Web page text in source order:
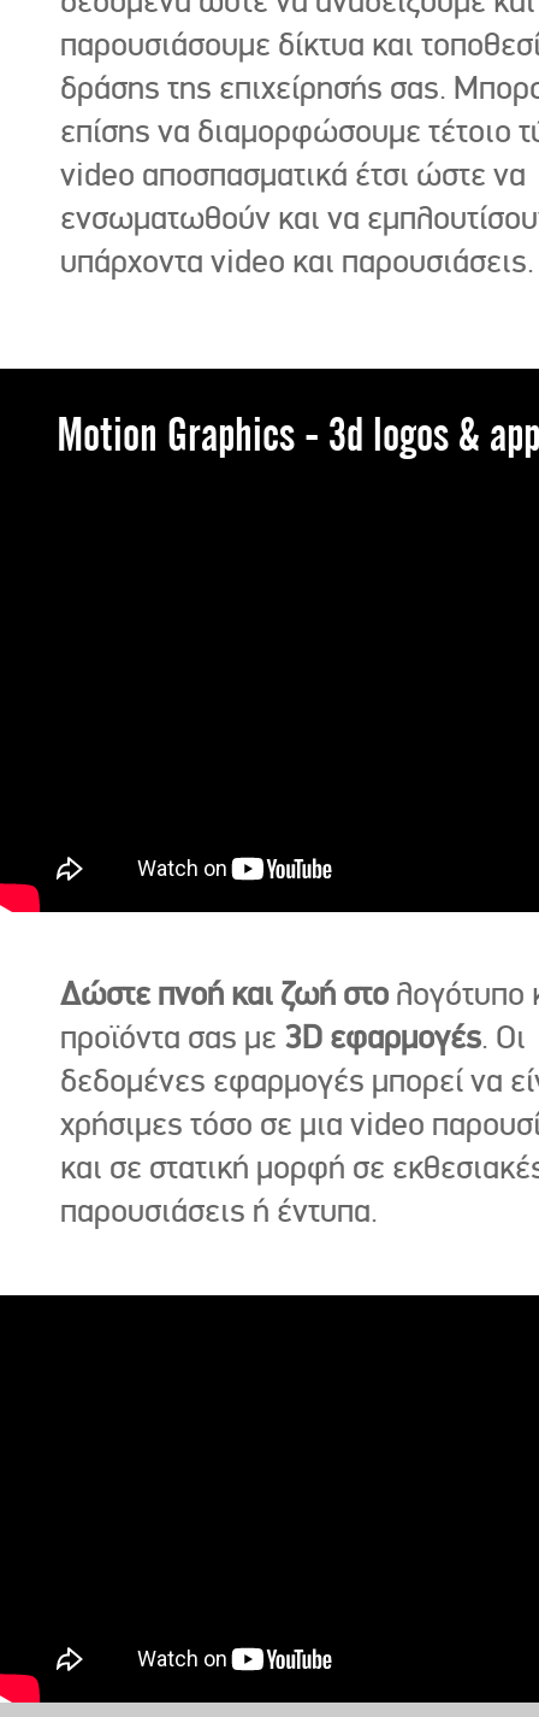
παρουσιάσουμε δίκτυα και
δράσης της επιχείρησής σας.
επίσης να διαμορφώσουμε τέτοιο
video αποσπασματικά έτσι ώστε να
ενσωματωθούν και να
υπάρχοντα video και παρουσιάσεις.
Motion Graphics - 3d logos &
Δώστε πνοή και ζωή στο λογότυπο
προϊόντα σας με 3D εφαρμογές. Οι
δεδομένες εφαρμογές μπορεί να
χρήσιμες τόσο σε μια video
και σε στατική μορφή σε
παρουσιάσεις ή έντυπα.